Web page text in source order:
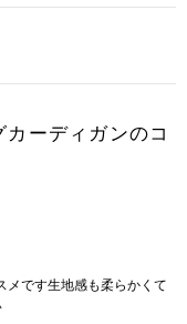
カーディガンのコ
メです生地感も柔らかくて